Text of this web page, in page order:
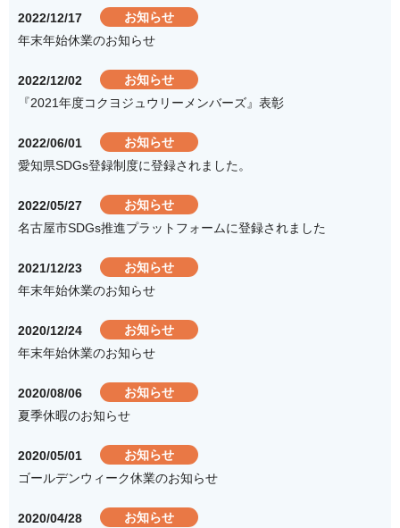
2022/12/17
お知らせ
年末年始休業のお知らせ
2022/12/02
お知らせ
『2021年度コクヨジュウリーメンバーズ』表彰
2022/06/01
お知らせ
愛知県SDGs登録制度に登録されました。
2022/05/27
お知らせ
名古屋市SDGs推進プラットフォームに登録されました
2021/12/23
お知らせ
年末年始休業のお知らせ
2020/12/24
お知らせ
年末年始休業のお知らせ
2020/08/06
お知らせ
夏季休暇のお知らせ
2020/05/01
お知らせ
ゴールデンウィーク休業のお知らせ
2020/04/28
お知らせ